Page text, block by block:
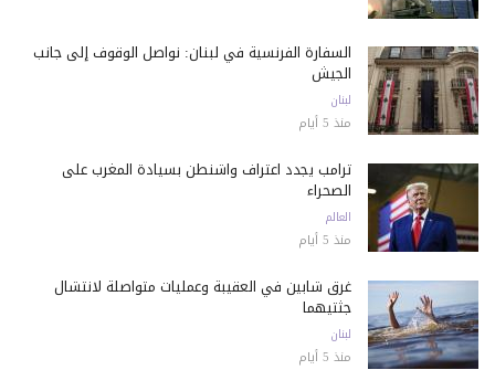
السفارة الفرنسية في لبنان: نواصل الوقوف إلى جانب
الجيش
لبنان
منذ 5 أيام
ترامب يجدد اعتراف واشنطن بسيادة المغرب على
الصحراء
العالم
منذ 5 أيام
غرق شابين في العقيبة وعمليات متواصلة لانتشال
جثتيهما
لبنان
منذ 5 أيام